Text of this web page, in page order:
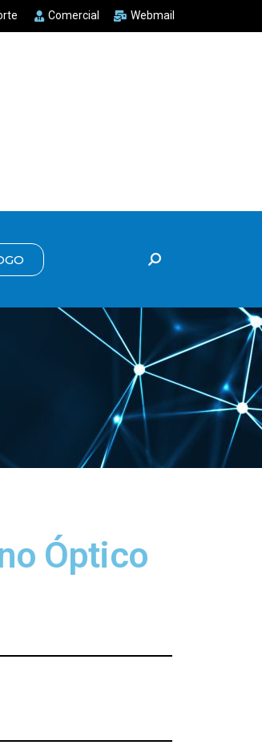
Comercial Webmail
Óptico